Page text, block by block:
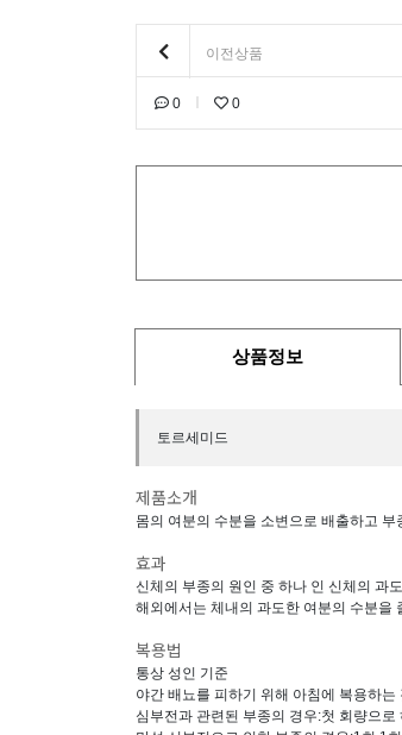
이전상품
0 0
상품정보
토르세미드
제품소개
몸의 여분의 수분을 소변으로 배출하고
효과
신체의 부종의 원인 중 하나 인 신체의 과
해외에서는 체내의 과도한 여분의 수분을
복용법
통상 성인 기준
야간 배뇨를 피하기 위해 아침에 복용하는
심부전과 관련된 부종의 경우:첫 회량으